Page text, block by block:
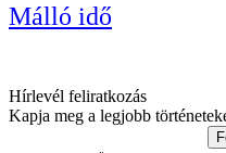
Málló idő
Hírlevél feliratkozás
Kapja meg a legjobb